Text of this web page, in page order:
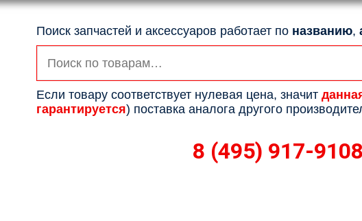
Поиск запчастей и аксессуаров работает по названию,
Если товару соответствует нулевая цена, значит
гарантируется) поставка аналога другого
8 (495) 917-9108